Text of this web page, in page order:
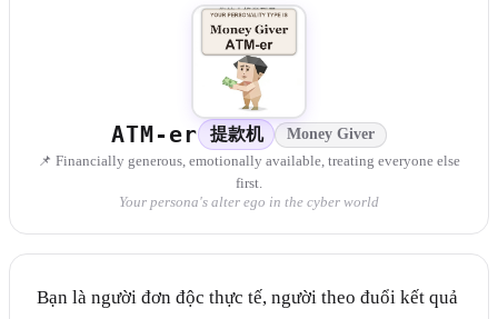
ATM-er 提款机 Money Giver
📌 Financially generous, emotionally available, treating everyone else
first.
Your persona's alter ego in the cyber world
Bạn là người đơn độc thực tế, người theo đuổi kết quả